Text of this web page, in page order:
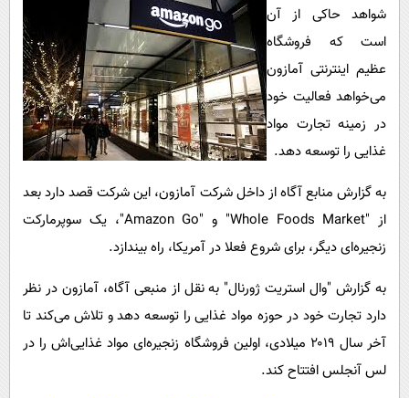
سرگرمی
فناوری
گوناگون
حوادث
محیط زیست
فرهنگی
بین الملل
حیات وحش
سیاست خارجی
پیامک
روانشناسی
آشپزی
دانلود
شواهد حاکی از آن
است که فروشگاه
عظیم اینترنتی آمازون
می‌خواهد فعالیت خود
در زمینه تجارت مواد
غذایی را توسعه دهد.
به گزارش منابع آگاه از داخل شرکت آمازون، این شرکت قصد دارد بعد
از "Whole Foods Market" و "Amazon Go"، یک سوپرمارکت
زنجیره‌ای دیگر، برای شروع فعلا در آمریکا، راه بیندازد.
به گزارش "وال استریت ژورنال" به نقل از منبعی آگاه، آمازون در نظر
دارد تجارت خود در حوزه مواد غذایی را توسعه دهد و تلاش می‌کند تا
آخر سال ۲۰۱۹ میلادی، اولین فروشگاه زنجیره‌ای مواد غذایی‌اش را در
لس آنجلس افتتاح کند.